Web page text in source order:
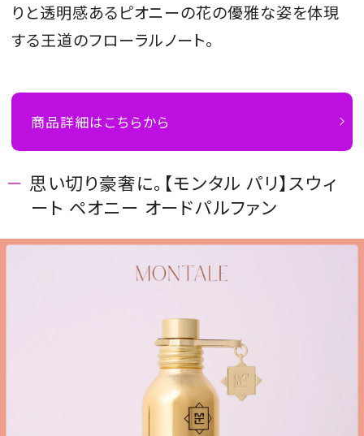
りと透明感あるピオニーの花の優雅な姿を体現
する王道のフローラルノート。
商品詳細はこちらから
思い切り豪奢に。【モンタル パリ】スウィ
ート ペオニー オードパルファン